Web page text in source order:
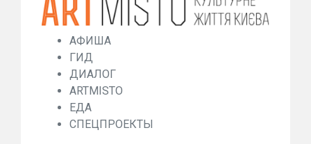
АФИША
ГИД
ДИАЛОГ
ARTMISTO
ЕДА
СПЕЦПРОЕКТЫ